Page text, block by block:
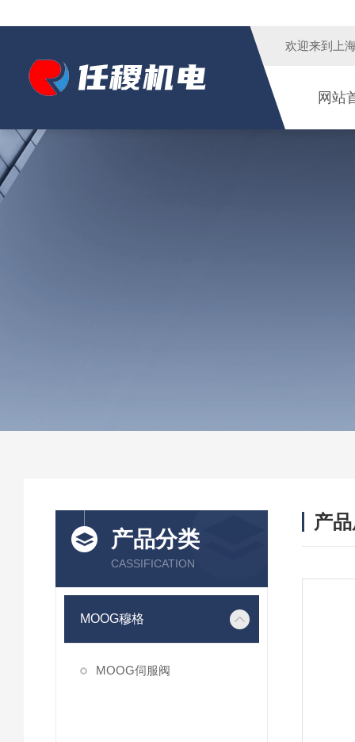
欢迎来到 上
网站
产品分类
CASSIFICATION
MOOG穆格
MOOG伺服阀
产